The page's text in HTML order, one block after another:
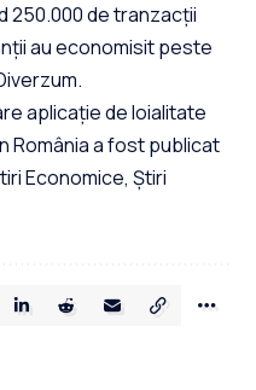
250.000 de tranzacții
au economisit peste
aplicație de loialitate
România a fost publicat
Economice, Știri